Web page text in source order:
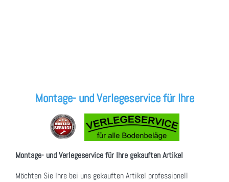
Montage- und Verlegeservice für Ihre
Montage- und Verlegeservice für Ihre gekauften Artikel
Möchten Sie Ihre bei uns gekauften Artikel professionell